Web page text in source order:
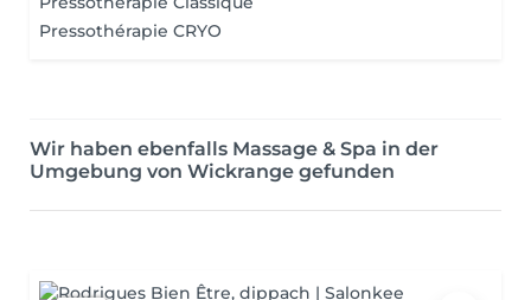
Pressothérapie CRYO
Wir haben ebenfalls Massage & Spa in der
Umgebung von Wickrange gefunden